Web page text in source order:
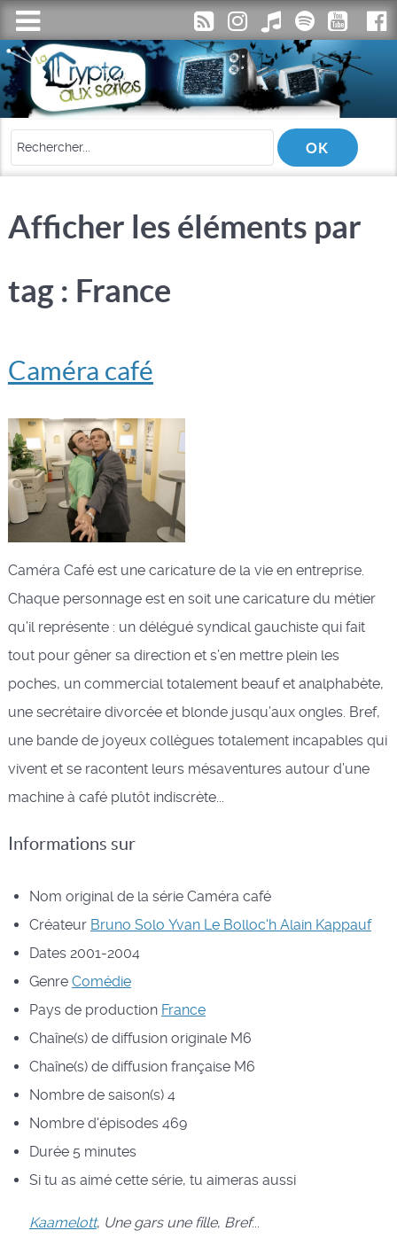
Afficher les éléments par
tag : France
Caméra café
Caméra Café est une caricature de la vie en entreprise.
Chaque personnage est en soit une caricature du métier
qu’il représente : un délégué syndical gauchiste qui fait
tout pour gêner sa direction et s’en mettre plein les
poches, un commercial totalement beauf et analphabète,
une secrétaire divorcée et blonde jusqu’aux ongles. Bref,
une bande de joyeux collègues totalement incapables qui
vivent et se racontent leurs mésaventures autour d’une
machine à café plutôt indiscrète...
Informations sur
Nom original de la série Caméra café
Créateur Bruno Solo Yvan Le Bolloc'hAlain Kappauf
Dates 2001-2004
Genre Comédie
Pays de production France
Chaîne(s) de diffusion originale M6
Chaîne(s) de diffusion française M6
Nombre de saison(s) 4
Nombre d'épisodes 469
Durée 5 minutes
Si tu as aimé cette série, tu aimeras aussi
Kaamelott, Une gars une fille, Bref...